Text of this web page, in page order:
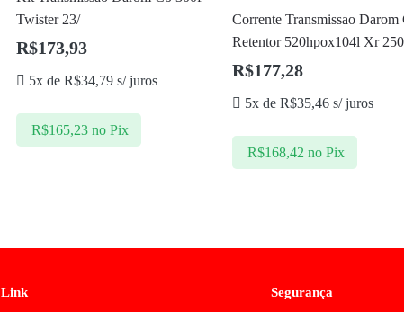
Twister 23/
R$173,93
5x de R$34,79s/ juros
R$165,23 no Pix
Corrente Transmissao Darom
Retentor 520hpox104l Xr
R$177,28
5x de R$35,46s/ juros
R$168,42 no Pix
Link Segurança